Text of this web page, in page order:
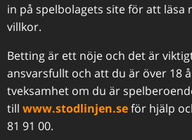
in på spelbolagets site för att läsa
villkor.
Betting är ett nöje och det är
ansvarsfullt och att du är över 18
tveksamhet om du är
till www.stodlinjen.seför hjälp
81 91 00.